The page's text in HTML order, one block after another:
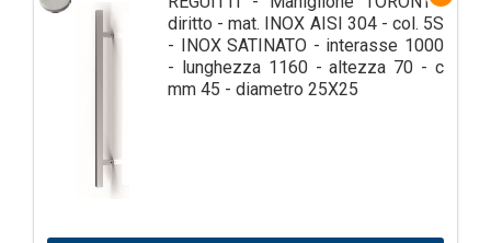
diritto - mat. INOX AISI 304 - col. 5S
- INOX SATINATO - interasse 1000
- lunghezza 1160 - altezza 70 - c
mm 45 - diametro 25X25